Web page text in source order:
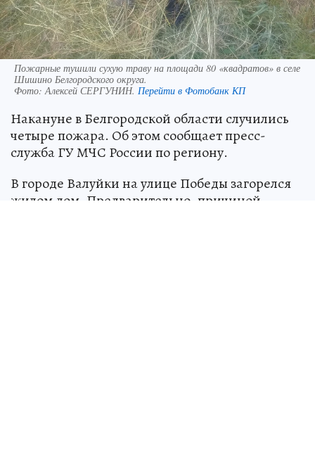
Пожарные тушили сухую траву на площади 80 «квадратов» в селе
Шишино Белгородского округа.
Фото:Алексей СЕРГУНИН. Перейти в Фотобанк КП
Накануне в Белгородской области случились
четыре пожара. Об этом сообщает пресс-
служба ГУ МЧС России по региону.
В городе Валуйки на улице Победы загорелся
жилом дом. Предварительно, причиной